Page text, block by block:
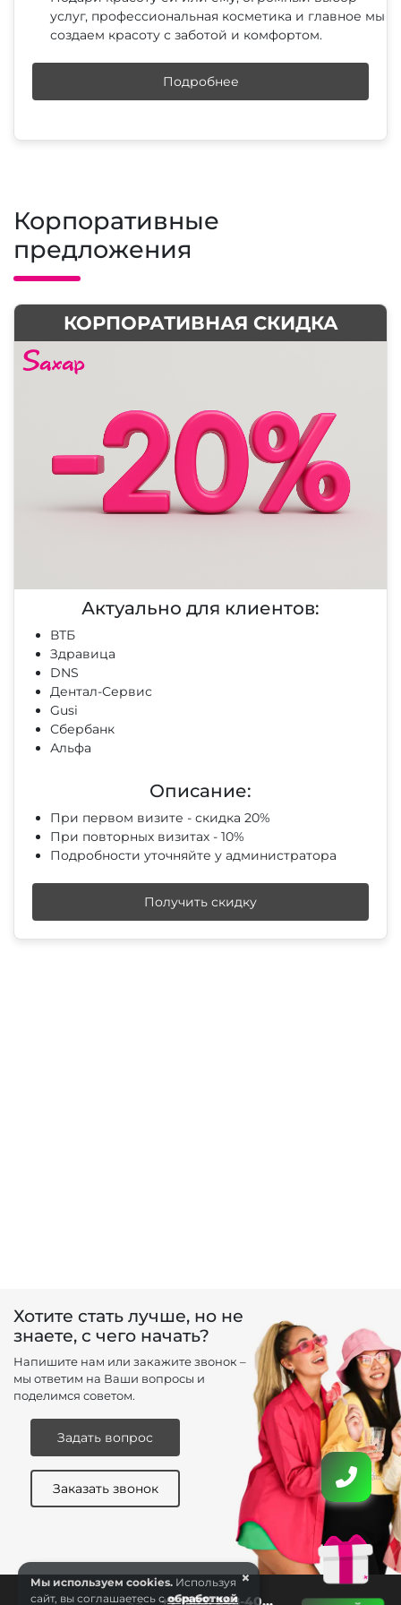
услуг, профессиональная косметика и главное мы
создаем красоту с заботой и комфортом.
Подробнее
Корпоративные
предложения
КОРПОРАТИВНАЯ СКИДКА
Актуально для клиентов:
ВТБ
Здравица
DNS
Дентал-Сервис
Gusi
Сбербанк
Альфа
Описание:
При первом визите - скидка 20%
При повторных визитах - 10%
Подробности уточняйте у администратора
Получить скидку
Хотите стать лучше, но не
знаете, с чего начать?
Напишите нам или закажите звонок –
мы ответим на Ваши вопросы и
поделимся советом.
Задать вопрос
Заказать звонок
+7 (383) 248-40...
×
Мы используем cookies. Используя
сайт, вы соглашаетесь собработкой